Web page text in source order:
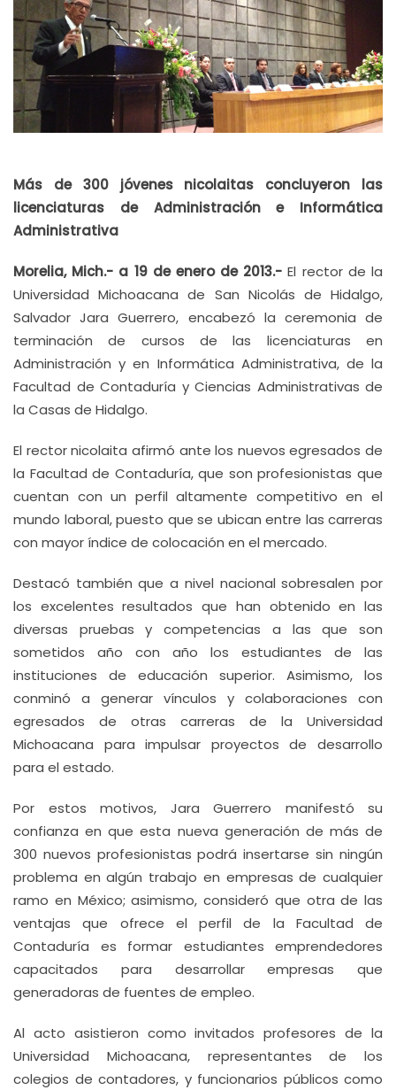
Más de 300 jóvenes nicolaitas concluyeron las
licenciaturas de Administración e Informática
Administrativa
Morelia, Mich.- a 19 de enero de 2013.- El rector de la
Universidad Michoacana de San Nicolás de Hidalgo,
Salvador Jara Guerrero, encabezó la ceremonia de
terminación de cursos de las licenciaturas en
Administración y en Informática Administrativa, de la
Facultad de Contaduría y Ciencias Administrativas de
la Casas de Hidalgo.
El rector nicolaita afirmó ante los nuevos egresados de
la Facultad de Contaduría, que son profesionistas que
cuentan con un perfil altamente competitivo en el
mundo laboral, puesto que se ubican entre las carreras
con mayor índice de colocación en el mercado.
Destacó también que a nivel nacional sobresalen por
los excelentes resultados que han obtenido en las
diversas pruebas y competencias a las que son
sometidos año con año los estudiantes de las
instituciones de educación superior. Asimismo, los
conminó a generar vínculos y colaboraciones con
egresados de otras carreras de la Universidad
Michoacana para impulsar proyectos de desarrollo
para el estado.
Por estos motivos, Jara Guerrero manifestó su
confianza en que esta nueva generación de más de
300 nuevos profesionistas podrá insertarse sin ningún
problema en algún trabajo en empresas de cualquier
ramo en México; asimismo, consideró que otra de las
ventajas que ofrece el perfil de la Facultad de
Contaduría es formar estudiantes emprendedores
capacitados para desarrollar empresas que
generadoras de fuentes de empleo.
Al acto asistieron como invitados profesores de la
Universidad Michoacana, representantes de los
colegios de contadores, y funcionarios públicos como